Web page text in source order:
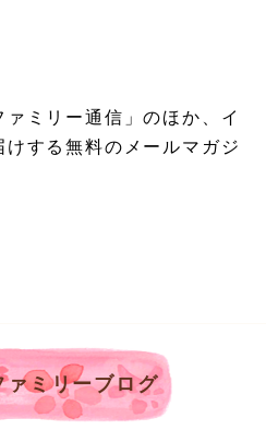
ミリー通信」のほか、イ
する無料のメールマガジ
ァミリーブログ